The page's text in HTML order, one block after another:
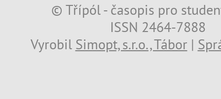
© Třípól - časopis pro
ISSN 2464-7888
Vyrobil Simopt, s.r.o., Tábor |